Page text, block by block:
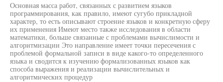
Основная масса работ, связанных с развитием языков
программирования, как правило, имеют сугубо прикладной
характер, то есть описывают строение языков и конкретную сферу
их применения Имеют место также исследования в области
математики, больше связанные с проблемами вычислимости и
алгоритмизации Это направление имеет точки пересечения с
проблемой формальной записи в виде какого-то определенного
языка и сводится к изучению формализованных языков как
способа выражения и реализации вычислительных и
алгоритмических процедур